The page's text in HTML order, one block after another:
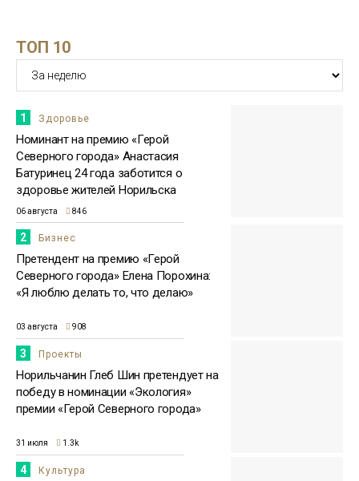
ТОП 10
1 Здоровье
Номинант на премию «Герой
Северного города» Анастасия
Батуринец 24 года заботится о
здоровье жителей Норильска
06 августа 846
2 Бизнес
Претендент на премию «Герой
Северного города» Елена Порохина:
«Я люблю делать то, что делаю»
03 августа 908
3 Проекты
Норильчанин Глеб Шин претендует на
победу в номинации «Экология»
премии «Герой Северного города»
31 июля 1.3k
4 Культура